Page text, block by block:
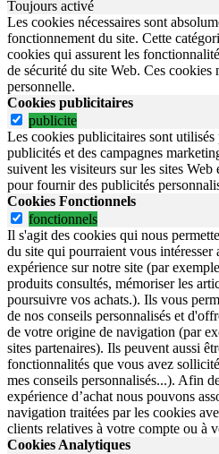
Toujours activé
Les cookies nécessaires sont
fonctionnement du site. Cette
cookies qui assurent les
de sécurité du site Web. Ces cookies
personnelle.
Cookies publicitaires
publicite
Les cookies publicitaires sont
publicités et des campagnes
suivent les visiteurs sur les sites
pour fournir des publicités
Cookies Fonctionnels
fonctionnels
Il s'agit des cookies qui nous
du site qui pourraient vous
expérience sur notre site (par
produits consultés, mémoriser les
poursuivre vos achats.). Ils vous
de nos conseils personnalisés et
de votre origine de navigation (par
sites partenaires). Ils peuvent aussi
fonctionnalités que vous avez
mes conseils personnalisés...). Afin
expérience d’achat nous pouvons
navigation traitées par les cookies
clients relatives à votre compte ou à
Cookies Analytiques